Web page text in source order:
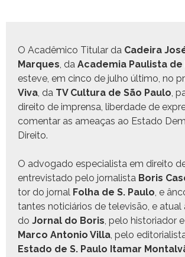
O Acadêmi­co Tit­u­lar da Cadeira
Mar­ques, da Acad­e­mia Paulista
esteve, em cin­co de jul­ho últi­mo, no
Viva, da TV Cul­tura de São Paulo,
dire­ito de impren­sa, liber­dade de
comen­tar as ameaças ao Esta­do
Direito.
O advo­ga­do espe­cial­ista em dire­ito
entre­vis­ta­do pelo jor­nal­ista Boris
tor do jor­nal Fol­ha de S. Paulo, e
tantes noti­ciários de tele­visão, e atu­al
do Jor­nal do Boris, pelo his­to­ri­ador
Mar­co Anto­nio Vil­la, pelo
Esta­do de S. Paulo Ita­mar